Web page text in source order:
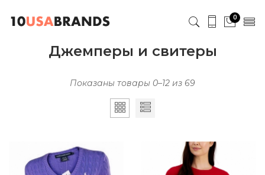
0
Джемперы и свитеры
Показаны товары 0–12 из 69